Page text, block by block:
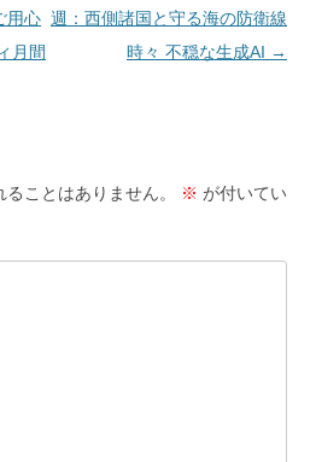
用心
月間
週：西側諸国と守る海の防衛線
時々 不穏な生成AI →
ことはありません。 ※ が付いてい